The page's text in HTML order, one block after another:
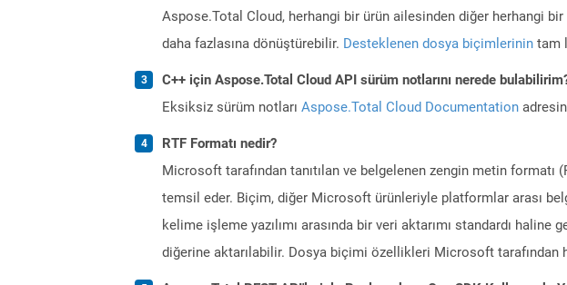
Aspose.Total Cloud, herhangi bir ürün ailesinden diğer herhangi bir
daha fazlasına dönüştürebilir. Desteklenen dosya biçimlerinin tam
C++ için Aspose.Total Cloud API sürüm notlarını nerede
Eksiksiz sürüm notları Aspose.Total Cloud Documentation
RTF Formatı nedir?
Microsoft tarafından tanıtılan ve belgelenen zengin metin
temsil eder. Biçim, diğer Microsoft ürünleriyle platformlar arası
kelime işleme yazılımı arasında bir veri aktarımı standardı
diğerine aktarılabilir. Dosya biçimi özellikleri Microsoft